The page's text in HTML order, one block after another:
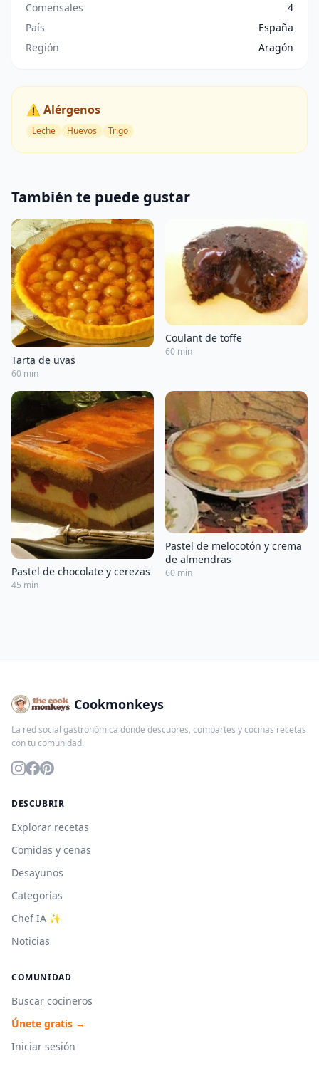
Comensales
4
País
España
Región
Aragón
⚠️ Alérgenos
Leche Huevos Trigo
También te puede gustar
Tarta de uvas
60 min
Coulant de toffe
60 min
Pastel de chocolate y cerezas
45 min
Pastel de melocotón y crema
de almendras
60 min
Cookmonkeys
La red social gastronómica donde descubres, compartes y cocinas recetas
con tu comunidad.
DESCUBRIR
Explorar recetas
Comidas y cenas
Desayunos
Categorías
Chef IA ✨
Noticias
COMUNIDAD
Buscar cocineros
Únete gratis →
Iniciar sesión